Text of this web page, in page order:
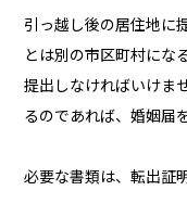
引っ越し後の居住地に
とは別の市区町村にな
提出しなければいけま
るのであれば、婚姻届
必要な書類は、転出証